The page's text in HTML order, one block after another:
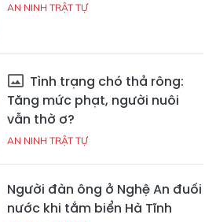
AN NINH TRẬT TỰ
Tình trạng chó thả rông:
Tăng mức phạt, người nuôi
vẫn thờ ơ?
AN NINH TRẬT TỰ
Người đàn ông ở Nghệ An đuối
nước khi tắm biển Hà Tĩnh